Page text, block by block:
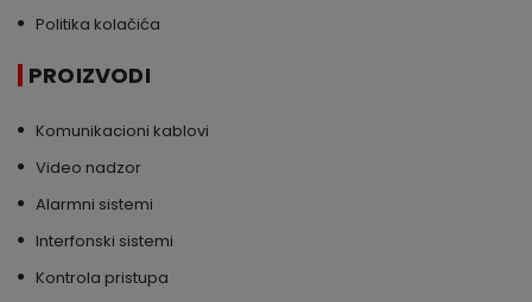
Politika kolačića
PROIZVODI
Komunikacioni kablovi
Video nadzor
Alarmni sistemi
Interfonski sistemi
Kontrola pristupa